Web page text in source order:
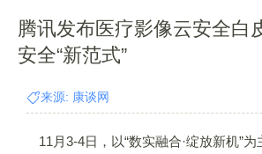
腾讯发布医疗影像云安全白
安全“新范式”
来源: 康谈网
11月3-4日，以“数实融合·绽放新机”为